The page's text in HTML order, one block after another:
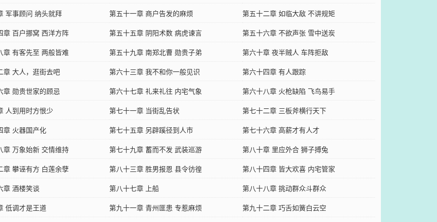
军事顾问 纳头就拜
第五十一章 商户告发的麻烦
第五十二章 如临大敌 不讲规矩
章 百户挪窝 西洋方阵
第五十五章 阴阳术数 病虎谏言
第五十六章 不欲声张 雪中送炭
章 有客先至 两般皆难
第五十九章 南郑北曹 勋贵子弟
第六十章 夜半贼人 车阵拒敌
章 大人，逛街去吧
第六十三章 我不和你一般见识
第六十四章 有人跟踪
章 勋贵世家的顾忌
第六十七章 礼来礼往 内宅气象
第六十八章 火枪缺陷 飞鸟易手
人到用时方恨少
第七十一章 当街乱告状
第七十二章 三板斧横行天下
章 火器国产化
第七十五章 另辟蹊径到人市
第七十六章 高薪才有人才
章 万象始新 交情维持
第七十九章 蓄而不发 武装巡游
第八十章 里应外合 狮子搏兔
章 攀诬有方 白莲余孽
第八十三章 胜男报恩 县令彷徨
第八十四章 皆大欢喜 内宅管家
章 酒楼笑谈
第八十七章 上船
第八十八章 挑动群众斗群众
低调才是王道
第九十一章 青州匪患 专惹麻烦
第九十二章 巧舌如簧白云空